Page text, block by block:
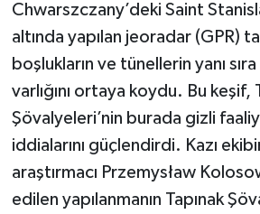
Chwarszczany’deki Saint
altında yapılan jeoradar (GPR)
boşlukların ve tünellerin yanı
varlığını ortaya koydu. Bu keşif,
Şövalyeleri’nin burada gizli
iddialarını güçlendirdi. Kazı
araştırmacı Przemysław
edilen yapılanmanın Tapınak
Rüya Tabirleri
Sağlık
Şaphane
Siyaset